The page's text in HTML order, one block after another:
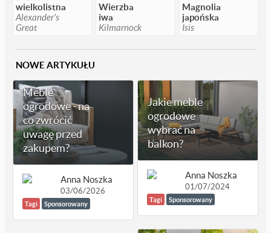
wielkolistna
Alexander's
Great
Wierzba
iwa
Kilmarnock
Magnolia
japońska
Isis
NOWE ARTYKUŁU
Meble
ogrodowe - na
co zwrócić
uwagę przed
zakupem?
Anna Noszka
03/06/2026
Tagi Sponsorowany
Jakie meble
ogrodowe
wybrać na
balkon?
Anna Noszka
01/07/2024
Tagi Sponsorowany